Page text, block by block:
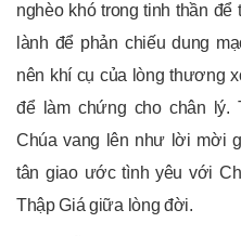
nghèo khó trong tinh thần để
lành để phản chiếu dung
nên khí cụ của lòng thương
để làm chứng cho chân lý.
Chúa vang lên như lời mời
tân giao ước tình yêu với
Thập Giá giữa lòng đời.